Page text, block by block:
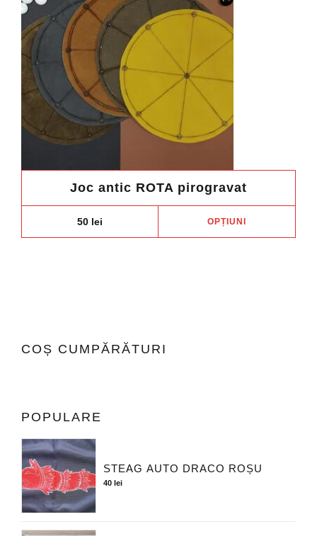
Joc antic ROTA pirogravat
50 lei OPȚIUNI
COȘ CUMPĂRĂTURI
POPULARE
STEAG AUTO DRACO ROȘU
40 lei